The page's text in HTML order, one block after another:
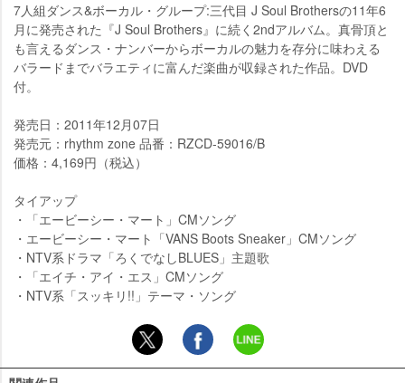
7人組ダンス&ボーカル・グループ:三代目 J Soul Brothersの11年6
月に発売された『J Soul Brothers』に続く2ndアルバム。真骨頂と
も言えるダンス・ナンバーからボーカルの魅力を存分に味わえる
バラードまでバラエティに富んだ楽曲が収録された作品。DVD
付。
発売日：2011年12月07日
発売元：rhythm zone 品番：RZCD-59016/B
価格：4,169円（税込）
タイアップ
・「エービーシー・マート」CMソング
・エービーシー・マート「VANS Boots Sneaker」CMソング
・NTV系ドラマ「ろくでなしBLUES」主題歌
・「エイチ・アイ・エス」CMソング
・NTV系「スッキリ!!」テーマ・ソング